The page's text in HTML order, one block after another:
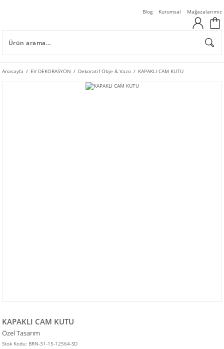
Blog Kurumsal Mağazalarımız
Anasayfa EV DEKORASYON Dekoratif Obje & Vazo KAPAKLI CAM KUTU
KAPAKLI CAM KUTU
Özel Tasarım
Stok Kodu: BRN-31-15-12564-SD